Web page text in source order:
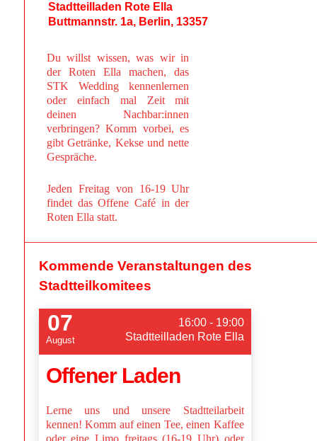
Du willst wissen, was wir in
der Roten Ella machen, das
STK Wedding kennenlernen
oder einfach mal Zeit mit
deinen Nachbar:innen
verbringen? Komm vorbei, es
gibt Getränke, Kekse und nette
Gespräche.
Jeden Freitag von 16-19 Uhr
findet das Offene Café in der
Roten Ella statt.
Stadtteilladen Rote Ella
Buttmannstr. 1a, Berlin, 13357
Kommende Veranstaltungen des
Stadtteilkomitees
07
August
16:00 - 19:00
Stadtteilladen Rote Ella
Offener Laden
Lerne uns und unsere Stadtteilarbeit
kennen! Komm auf einen Tee, einen Kaffee